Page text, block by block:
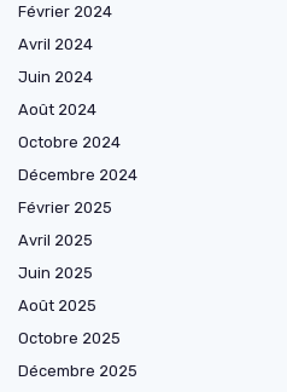
Février 2024
Avril 2024
Juin 2024
Août 2024
Octobre 2024
Décembre 2024
Février 2025
Avril 2025
Juin 2025
Août 2025
Octobre 2025
Décembre 2025